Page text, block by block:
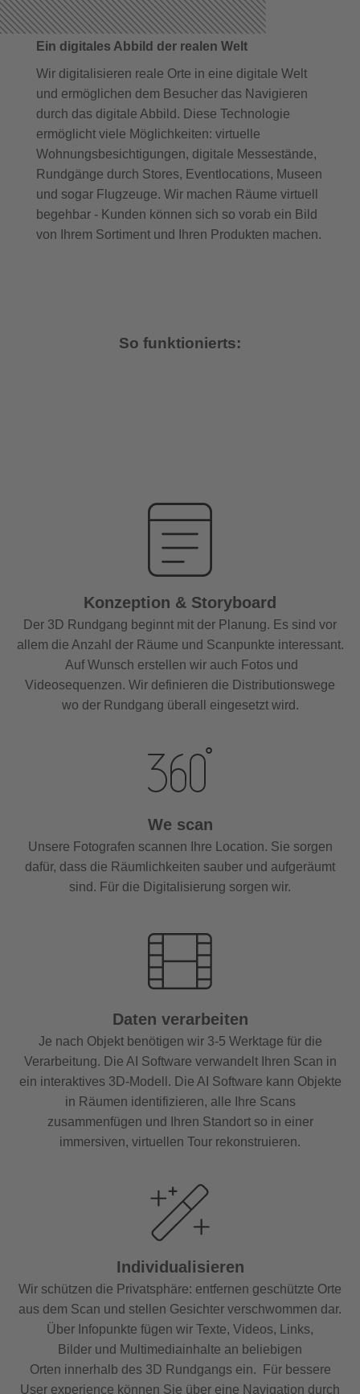
Ein digitales Abbild der realen Welt
Wir digitalisieren reale Orte in eine digitale Welt
und ermöglichen dem Besucher das Navigieren
durch das digitale Abbild. Diese Technologie
ermöglicht viele Möglichkeiten: virtuelle
Wohnungsbesichtigungen, digitale Messestände,
Rundgänge durch Stores, Eventlocations, Museen
und sogar Flugzeuge. Wir machen Räume virtuell
begehbar - Kunden können sich so vorab ein Bild
von Ihrem Sortiment und Ihren Produkten machen.
So funktionierts:
Konzeption & Storyboard
Der 3D Rundgang beginnt mit der Planung. Es sind vor
allem die Anzahl der Räume und Scanpunkte interessant.
Auf Wunsch erstellen wir auch Fotos und
Videosequenzen. Wir definieren die Distributionswege
wo der Rundgang überall eingesetzt wird.
We scan
Unsere Fotografen scannen Ihre Location. Sie sorgen
dafür, dass die Räumlichkeiten sauber und aufgeräumt
sind. Für die Digitalisierung sorgen wir.
Daten verarbeiten
Je nach Objekt benötigen wir 3-5 Werktage für die
Verarbeitung. Die AI Software verwandelt Ihren Scan in
ein interaktives 3D-Modell. Die AI Software kann Objekte
in Räumen identifizieren, alle Ihre Scans
zusammenfügen und Ihren Standort so in einer
immersiven, virtuellen Tour rekonstruieren.
Individualisieren
Wir schützen die Privatsphäre: entfernen geschützte Orte
aus dem Scan und stellen Gesichter verschwommen dar.
Über Infopunkte fügen wir Texte, Videos, Links,
Bilder und Multimediainhalte an beliebigen
Orten innerhalb des 3D Rundgangs ein. Für bessere
User experience können Sie über eine Navigation durch